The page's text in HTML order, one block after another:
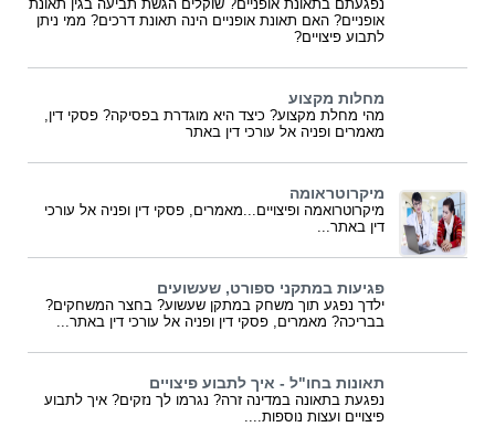
נפגעתם בתאונת אופניים? שוקלים הגשת תביעה בגין תאונת
אופניים? האם תאונת אופניים הינה תאונת דרכים? ממי ניתן
לתבוע פיצויים?
מחלות מקצוע
מהי מחלת מקצוע? כיצד היא מוגדרת בפסיקה? פסקי דין,
מאמרים ופניה אל עורכי דין באתר
מיקרוטראומה
מיקרוטרואמה ופיצויים...מאמרים, פסקי דין ופניה אל עורכי
דין באתר...
פגיעות במתקני ספורט, שעשועים
ילדך נפגע תוך משחק במתקן שעשוע? בחצר המשחקים?
בבריכה? מאמרים, פסקי דין ופניה אל עורכי דין באתר...
תאונות בחו"ל - איך לתבוע פיצויים
נפגעת בתאונה במדינה זרה? נגרמו לך נזקים? איך לתבוע
פיצויים ועצות נוספות....